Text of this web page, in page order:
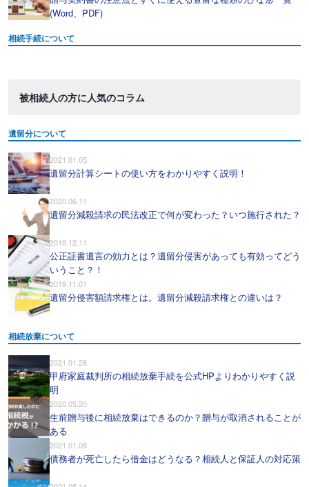
(Word、PDF)
相続手続について
被相続人の方に人気のコラム
遺留分について
2021.01.05
遺留分計算シートの使い方をわかりやすく説明！
2020.06.11
遺留分減殺請求の民法改正で何が変わった？いつ施行された？
2019.12.11
公正証書遺言の効力とは？遺留分侵害があっても有効ってどう
いうこと？！
2019.11.01
遺留分侵害額請求権とは。遺留分減殺請求権との違いは？
相続放棄について
2021.01.28
甲府家庭裁判所の相続放棄手続を公式HPよりわかりやすく説
明
2020.05.20
生前贈与後に相続放棄はできるのか？贈与が取消されることが
ある
2021.01.08
債務者が死亡したら借金はどうなる？相続人と保証人の対応策